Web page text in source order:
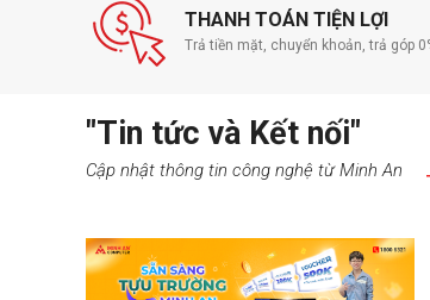
VENTUS 2X Cooling:
Hệ thống
Thiết Kế Hiện Đại: Thiết kế tản
thành một phần không thể thiếu
THANH TOÁN TIỆN LỢI
Trả tiền mặt, chuyển khoản, trả góp
"Tin tức và Kết nối"
Cập nhật thông tin công nghệ từ Minh An